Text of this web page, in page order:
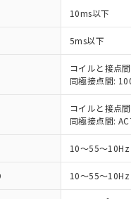
10ms以下
5ms以下
コイルと接点
同極接点間:
コイルと接点
同極接点間:
10～55～
10～55～
件をお読みいただき、同意
ださい。
本サービスは、当社制御機
(税抜)を提供させていただく
当社制御機器事業取扱商品
本サービスの対象外となる
ことをご了承ください。
庫状況および標準価格照会
記載している更新日時点で
。
定なし：EU RoHS指令（
非対応の商品で、対応品を
認中：EU RoHS指令（
の対応状況を調査中または
品：ライセンス料など無形
有無と関係のない商品です
の事情により、非含有部
が、含有品と判明した場
変更することがあります
国RoHS○×表
最大均質材料含有率が中
以下であることを示します
超えていることを示しま
未確認です。当社販売部
ください。
当社は、これら貴社製品の
替および外国貿易法に定め
（以下｢規制貨物等」という